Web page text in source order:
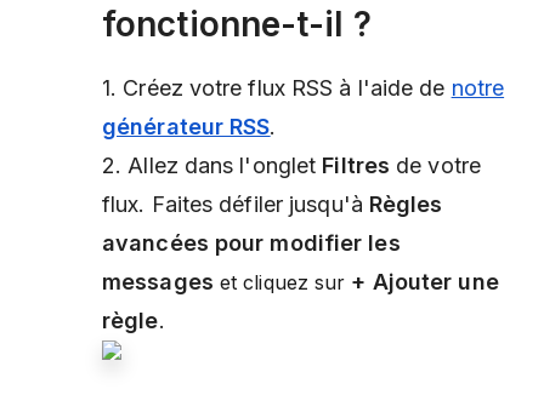
fonctionne-t-il ?
1. Créez votre flux RSS à l'aide de notre
générateur RSS.
2. Allez dans l'onglet Filtres de votre
flux. Faites défiler jusqu'à Règles
avancées pour modifier les
messages et cliquez sur + Ajouter une
règle.